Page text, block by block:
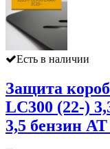
Есть в наличии
Защита
LC300 (22-)
3,5 бензин